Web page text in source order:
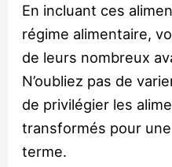
En incluant ces
régime alimentaire,
de leurs nombreux
N’oubliez pas de
de privilégier les
transformés pour
terme.